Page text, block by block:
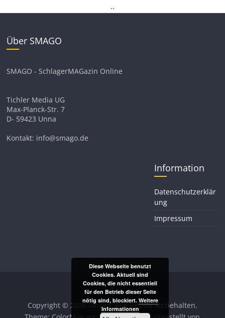
..
Über SMAGO
SMAGO - SchlagerMAGazin Online
Tichler Media UG
Max-Planck-Str. 7
D- 59423 Unna
Kontakt: info@smago.de
Information
Datenschutzerklär
ung
Impressum
Copyright © 2026Smago. Alle Rechte vorbehalten.
Diese Webseite benutzt
Cookies. Aktuell sind
Cookies, die nicht essentiell
für den Betrieb dieser Seite
nötig sind, blockiert. Weitere
Informationen